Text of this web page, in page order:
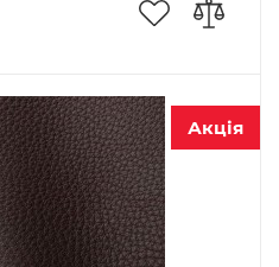
Акція